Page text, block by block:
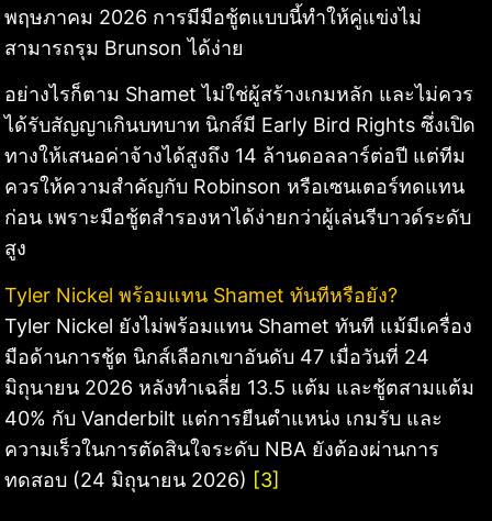
พฤษภาคม 2026 การมีมือชู้ตแบบนี้ทำให้คู่แข่งไม่
สามารถรุม Brunson ได้ง่าย
อย่างไรก็ตาม Shamet ไม่ใช่ผู้สร้างเกมหลัก และไม่ควร
ได้รับสัญญาเกินบทบาท นิกส์มี Early Bird Rights ซึ่งเปิด
ทางให้เสนอค่าจ้างได้สูงถึง 14 ล้านดอลลาร์ต่อปี แต่ทีม
ควรให้ความสำคัญกับ Robinson หรือเซนเตอร์ทดแทน
ก่อน เพราะมือชู้ตสำรองหาได้ง่ายกว่าผู้เล่นรีบาวด์ระดับ
สูง
Tyler Nickel พร้อมแทน Shamet ทันทีหรือยัง?
Tyler Nickel ยังไม่พร้อมแทน Shamet ทันที แม้มีเครื่อง
มือด้านการชู้ต นิกส์เลือกเขาอันดับ 47 เมื่อวันที่ 24
มิถุนายน 2026 หลังทำเฉลี่ย 13.5 แต้ม และชู้ตสามแต้ม
40% กับ Vanderbilt แต่การยืนตำแหน่ง เกมรับ และ
ความเร็วในการตัดสินใจระดับ NBA ยังต้องผ่านการ
ทดสอบ (24 มิถุนายน 2026) [3]